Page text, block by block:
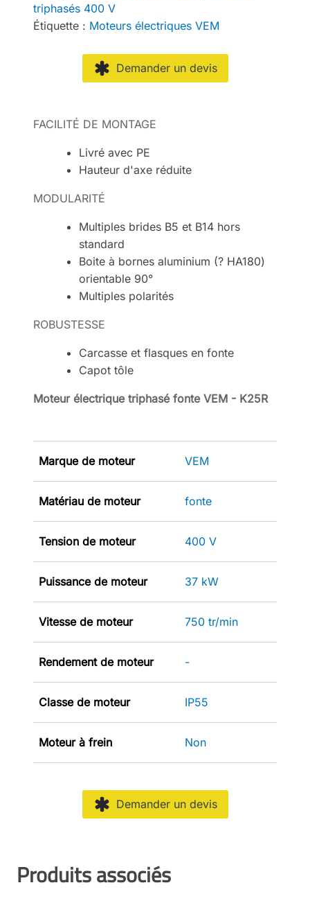
triphasés 400 V
Étiquette : Moteurs électriques VEM
Demander un devis
FACILITÉ DE MONTAGE
Livré avec PE
Hauteur d'axe réduite
MODULARITÉ
Multiples brides B5 et B14 hors
standard
Boite à bornes aluminium (? HA180)
orientable 90°
Multiples polarités
ROBUSTESSE
Carcasse et flasques en fonte
Capot tôle
Moteur électrique triphasé fonte VEM - K25R
Marque de moteur VEM
Matériau de moteur fonte
Tension de moteur 400 V
Puissance de moteur 37 kW
Vitesse de moteur 750 tr/min
Rendement de moteur -
Classe de moteur IP55
Moteur à frein Non
Demander un devis
Produits associés